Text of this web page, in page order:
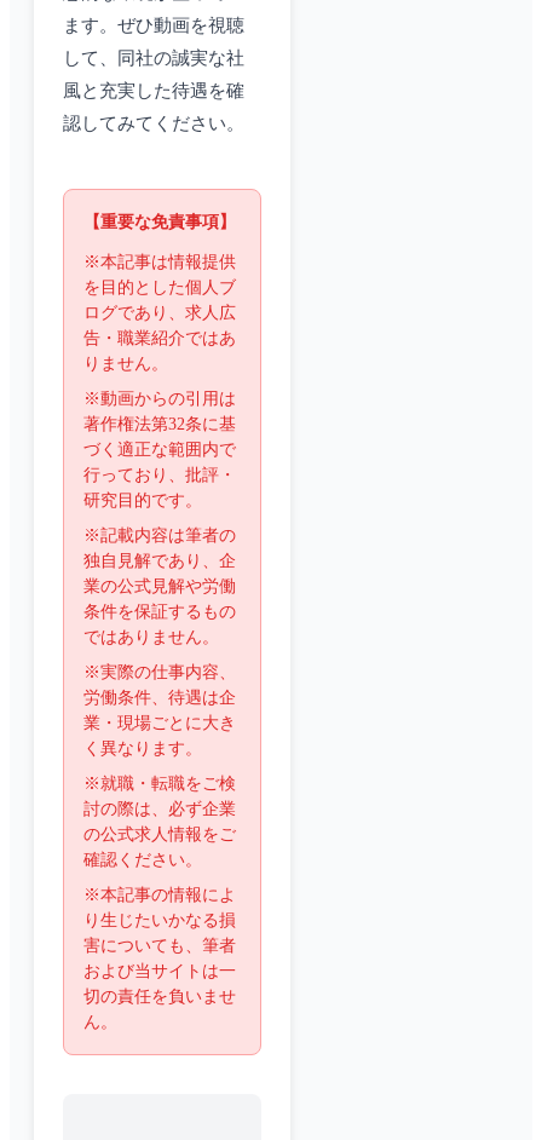
ます。ぜひ動画を視聴
して、同社の誠実な社
風と充実した待遇を確
認してみてください。
【重要な免責事項】
※本記事は情報提供
を目的とした個人ブ
ログであり、求人広
告・職業紹介ではあ
りません。
※動画からの引用は
著作権法第32条に基
づく適正な範囲内で
行っており、批評・
研究目的です。
※記載内容は筆者の
独自見解であり、企
業の公式見解や労働
条件を保証するもの
ではありません。
※実際の仕事内容、
労働条件、待遇は企
業・現場ごとに大き
く異なります。
※就職・転職をご検
討の際は、必ず企業
の公式求人情報をご
確認ください。
※本記事の情報によ
り生じたいかなる損
害についても、筆者
および当サイトは一
切の責任を負いませ
ん。